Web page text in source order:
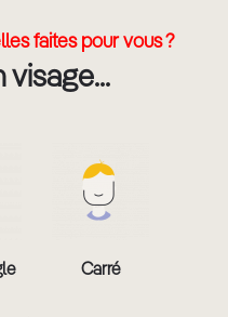
faites pour vous ?
visage...
Carré